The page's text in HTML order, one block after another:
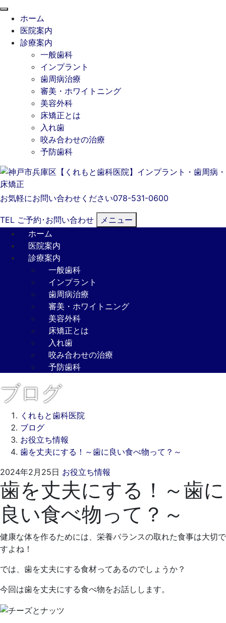
ホーム
医院案内
診療案内
一般歯科
インプラント
歯周病治療
審美・ホワイトニング
美容外科
床矯正とは
入れ歯
咬み合わせの治療
予防歯科
お気軽にお問い合わせください078-531-0600
TEL ご予約･ お問い合わせ
メニュー
ホーム
医院案内
診療案内
一般歯科
インプラント
歯周病治療
審美・ホワイトニング
美容外科
床矯正とは
入れ歯
咬み合わせの治療
予防歯科
ブログ
くれもと歯科医院
ブログ
お役立ち情報
歯を丈夫にする！～歯に良い食べ物って？～
2024年2月25日 お役立ち情報
年
1
24
日
れ
も
歯
科
歯を丈夫にする！～歯に
良い食べ物って？～
健康な体を作るためには、栄養バランスの取れた食事は大切で
すよね！
では、歯を丈夫にする食材ってあるのでしょうか？
今回は歯を丈夫にする食べ物をお話しします。